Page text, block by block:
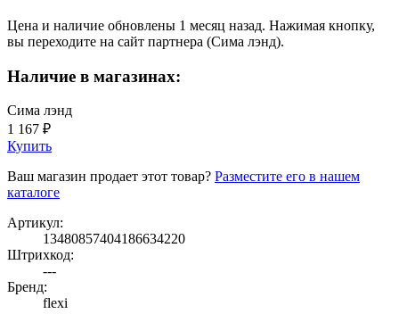
Цена и наличие обновлены 1 месяц назад. Нажимая кнопку,
вы переходите на сайт партнера (Сима лэнд).
Наличие в магазинах:
Сима лэнд
1 167 ₽
Купить
Ваш магазин продает этот товар? Разместите его в нашем
каталоге
Артикул:
13480857404186634220
Штрихкод:
---
Бренд:
flexi